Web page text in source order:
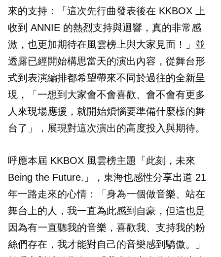
來的支持：「這次先行曲發表後在 KKBOX 上
收到 ANNIE 的熱烈支持與迴響，真的非常感
激，也更加期待在風雲榜上與大家見面！」並
透露已經開始構思當天的演出內容，從舞台形
式到表演編排都希望帶來不同於過往的全新呈
現，「一想到大家會不會喜歡、會不會有更多
人來現場應援，就開始煩惱要準備什麼樣的舞
台了」，展現對這次演出的高度投入與期待。
呼應本屆 KKBOX 風雲榜主題「此刻，未來
Being the Future.」，東海也感性分享出道 21
年一路走來的心情：「身為一個做音樂、站在
舞台上的人，我一直為此感到自豪，但這也是
因為有一直聽我的音樂，喜歡我、支持我的粉
絲們存在，我才能對自己的音樂感到驕傲。」